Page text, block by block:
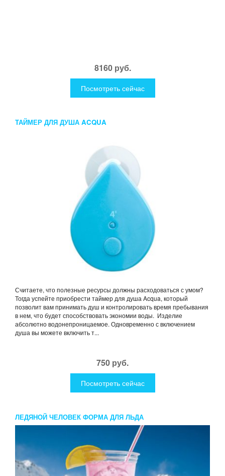
8160 руб.
Посмотреть сейчас
ТАЙМЕР ДЛЯ ДУША ACQUA
Считаете, что полезные ресурсы должны расходоваться с умом?
Тогда успейте приобрести таймер для душа Acqua, который
позволит вам принимать душ и контролировать время пребывания
в нем, что будет способствовать экономии воды. Изделие
абсолютно водонепроницаемое. Одновременно с включением
душа вы можете включить т...
750 руб.
Посмотреть сейчас
ЛЕДЯНОЙ ЧЕЛОВЕК ФОРМА ДЛЯ ЛЬДА